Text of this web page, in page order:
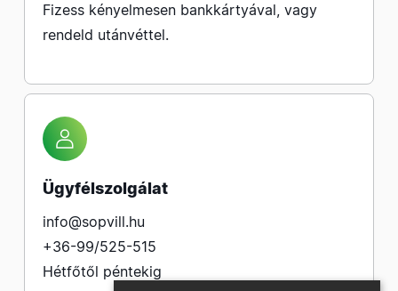
Fizess kényelmesen bankkártyával, vagy
rendeld utánvéttel.
Ügyfélszolgálat
info@sopvill.hu
+36-99/525-515
Hétfőtől péntekig